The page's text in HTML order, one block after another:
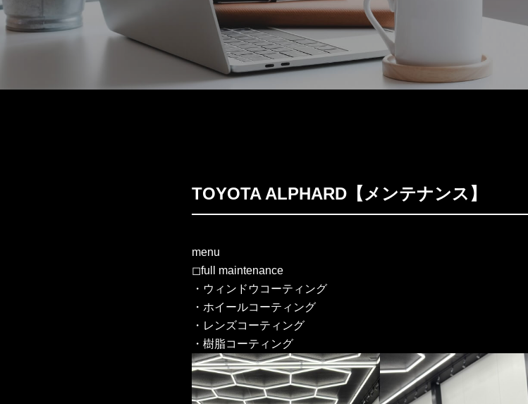
TOYOTA ALPHARD【メンテナンス】
menu
◻︎full maintenance
・ウィンドウコーティング
・ホイールコーティング
・レンズコーティング
・樹脂コーティング